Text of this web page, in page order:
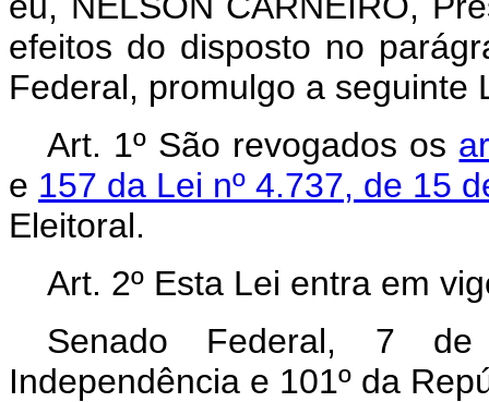
efeitos do disposto no
Federal, promulgo a seguinte
Art. 1º São revogados os
e 157 da Lei nº 4.737, de 15
Eleitoral.
Art. 2º Esta Lei entra em
Senado Federal, 7
Independência e 101º da